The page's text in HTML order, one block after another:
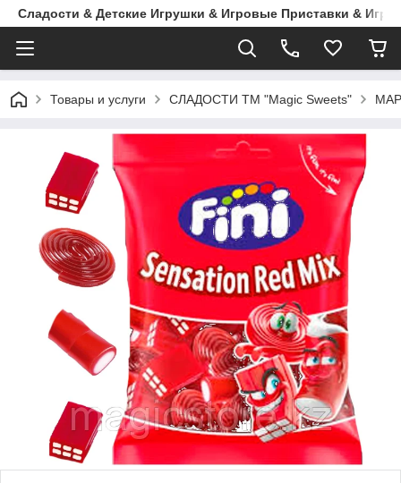
Сладости & Детские Игрушки & Игровые Приставки & Игры
Товары и услуги СЛАДОСТИ ТМ "Magic Sweets"